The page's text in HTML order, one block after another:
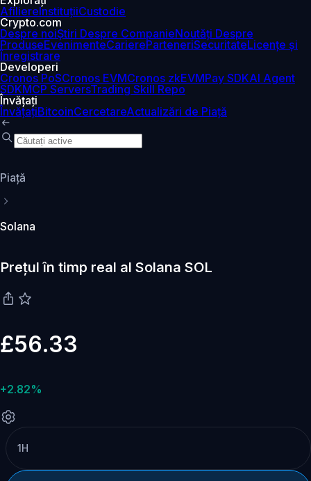
AfiliereInstituțiiCustodie
Crypto.com
Despre noiȘtiri Despre CompanieNoutăți Despre
ProduseEvenimenteCariereParteneriSecuritateLicențe și
Înregistrare
Developeri
Cronos PoSCronos EVMCronos zkEVMPay SDKAI Agent
SDKMCP ServersTrading Skill Repo
Învățați
ÎnvățațiBitcoinCercetareActualizări de Piață
Piaţă
Solana
Prețul în timp real al Solana SOL
£56.33
+2.82%
1H